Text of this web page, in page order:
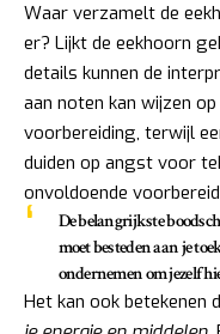
Waar verzamelt de
er? Lijkt de eekhoorn
details kunnen de
aan noten kan wijzen
voorbereiding, terwijl
duiden op angst voor
onvoldoende
De belangrijkste
moet besteden aan je
ondernemen om jezelf
Het kan ook betekenen